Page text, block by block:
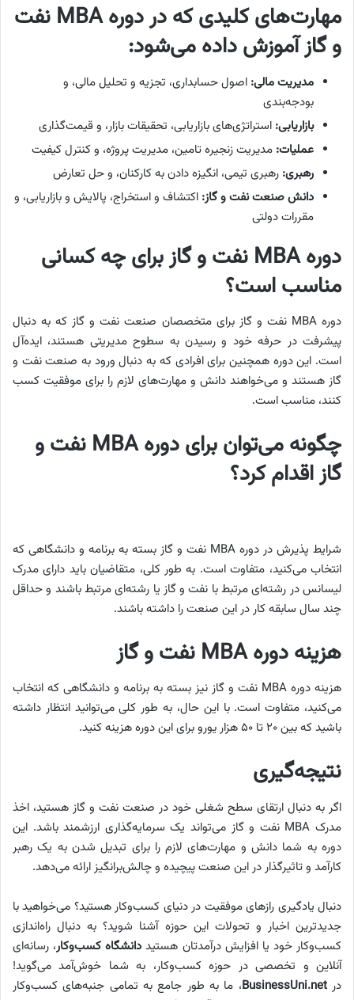
مهارت‌های کلیدی که در دوره MBA نفت
و گاز آموزش داده می‌شود:
مدیریت مالی: اصول حسابداری، تجزیه و تحلیل مالی، و
بودجه‌بندی
بازاریابی: استراتژی‌های بازاریابی، تحقیقات بازار، و قیمت‌گذاری
عملیات: مدیریت زنجیره تامین، مدیریت پروژه، و کنترل کیفیت
رهبری: رهبری تیمی، انگیزه دادن به کارکنان، و حل تعارض
دانش صنعت نفت و گاز: اکتشاف و استخراج، پالایش و بازاریابی، و
مقررات دولتی
دوره MBA نفت و گاز برای چه کسانی
مناسب است؟
دوره MBA نفت و گاز برای متخصصان صنعت نفت و گاز که به دنبال
پیشرفت در حرفه خود و رسیدن به سطوح مدیریتی هستند، ایده‌آل
است. این دوره همچنین برای افرادی که به دنبال ورود به صنعت نفت و
گاز هستند و می‌خواهند دانش و مهارت‌های لازم را برای موفقیت کسب
کنند، مناسب است.
چگونه می‌توان برای دوره MBA نفت و
گاز اقدام کرد؟
شرایط پذیرش در دوره MBA نفت و گاز بسته به برنامه و دانشگاهی که
انتخاب می‌کنید، متفاوت است. به طور کلی، متقاضیان باید دارای مدرک
لیسانس در رشته‌ای مرتبط با نفت و گاز یا رشته‌ای مرتبط باشند و حداقل
چند سال سابقه کار در این صنعت را داشته باشند.
هزینه دوره MBA نفت و گاز
هزینه دوره MBA نفت و گاز نیز بسته به برنامه و دانشگاهی که انتخاب
می‌کنید، متفاوت است. با این حال، به طور کلی می‌توانید انتظار داشته
باشید که بین ۲۰ تا ۵۰ هزار یورو برای این دوره هزینه کنید.
نتیجه‌گیری
اگر به دنبال ارتقای سطح شغلی خود در صنعت نفت و گاز هستید، اخذ
مدرک MBA نفت و گاز می‌تواند یک سرمایه‌گذاری ارزشمند باشد. این
دوره به شما دانش و مهارت‌های لازم را برای تبدیل شدن به یک رهبر
کارآمد و تاثیرگذار در این صنعت پیچیده و چالش‌برانگیز ارائه می‌دهد.
دنبال یادگیری رازهای موفقیت در دنیای کسب‌وکار هستید؟ می‌خواهید با
جدیدترین اخبار و تحولات این حوزه آشنا شوید؟ به دنبال راه‌اندازی
کسب‌وکار خود یا افزایش درآمدتان هستید دانشگاه کسب‌وکار، رسانه‌ای
آنلاین و تخصصی در حوزه کسب‌وکار، به شما خوش‌آمد می‌گوید!
درBusinessUni.net، ما به طور جامع به تمامی جنبه‌های کسب‌وکار